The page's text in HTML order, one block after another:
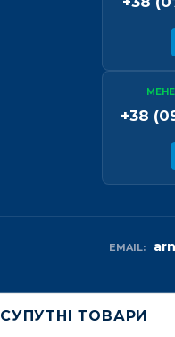
+38
EMAIL:
СУПУТНІ ТОВАРИ